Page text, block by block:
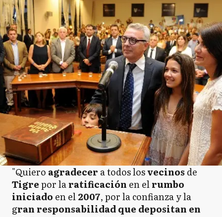
"Quiero agradecer a todos losvecinos de
Tigrepor laratificación en elrumbo
iniciado en el2007, por la confianza y la
gran responsabilidad que depositan en